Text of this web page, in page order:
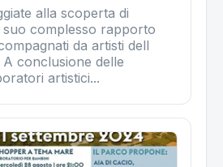
alla scoperta di
suo complesso rapporto
da artisti dell
conclusione delle
artistici...